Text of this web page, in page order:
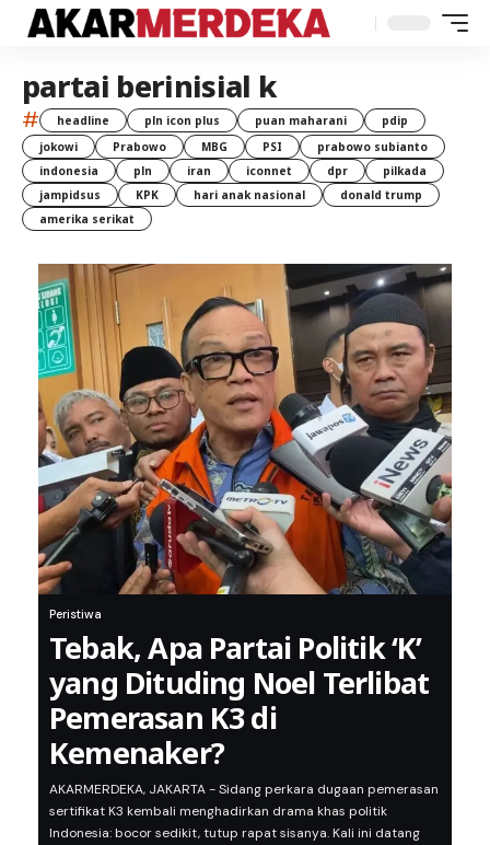
partai berinisial k
# headline pln icon plus puan maharani
pdip
jokowi
Prabowo MBG PSI
prabowo subianto
indonesia
pln iran iconnet dpr
pilkada
jampidsus
KPK hari anak nasional
donald trump
amerika serikat
Peristiwa
Tebak, Apa Partai Politik ‘K’
yang Dituding Noel Terlibat
Pemerasan K3 di
Kemenaker?
AKARMERDEKA, JAKARTA - Sidang perkara dugaan pemerasan
sertifikat K3 kembali menghadirkan drama khas politik
Indonesia: bocor sedikit, tutup rapat sisanya. Kali ini datang